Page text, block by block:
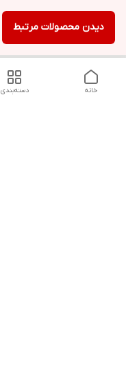
دیدن محصولات مرتبط
دسته‌بندی خانه